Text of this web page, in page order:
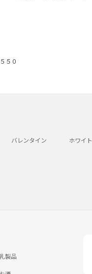
５０
バレンタイン ホワイ
製品